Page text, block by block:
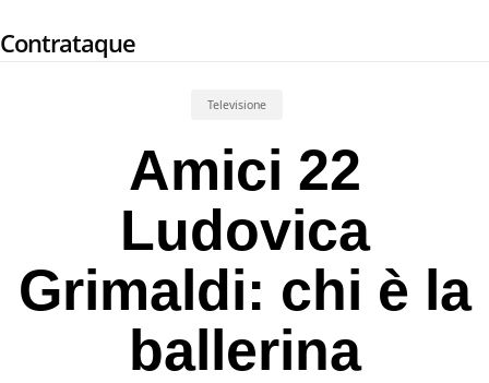
to
Contrataque
Televisione
Amici 22
Ludovica
Grimaldi: chi è la
ballerina